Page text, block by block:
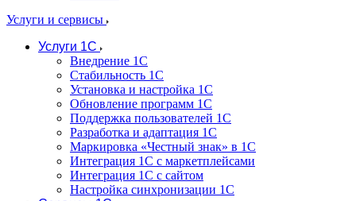
Услуги и сервисы
Услуги 1С
Внедрение 1С
Стабильность 1С
Установка и настройка 1С
Обновление программ 1С
Поддержка пользователей 1С
Разработка и адаптация 1С
Маркировка «Честный знак» в 1С
Интеграция 1С с маркетплейсами
Интеграция 1С с сайтом
Настройка синхронизации 1С